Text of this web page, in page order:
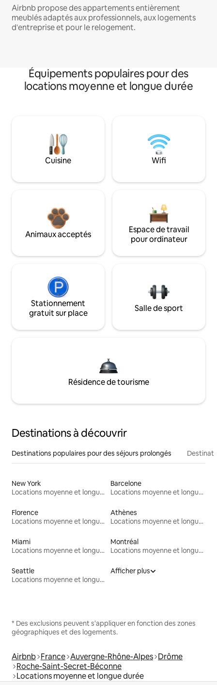
Airbnb propose des appartements entièrement
meublés adaptés aux professionnels, aux logements
d'entreprise et pour le relogement.
Équipements populaires pour des
locations moyenne et longue durée
Cuisine Wifi
Animaux acceptés
Espace de travail
pour ordinateur
Stationnement
gratuit sur place
Salle de sport
Résidence de tourisme
Destinations à découvrir
Destinations populaires pour des séjours prolongés
New York
Locations moyenne et longue durée
Barcelone
Locations moyenne et longue durée
Florence
Locations moyenne et longue durée
Athènes
Locations moyenne et longue durée
Miami
Locations moyenne et longue durée
Montréal
Locations moyenne et longue durée
Seattle
Locations moyenne et longue durée
Afficher plus
* Des exclusions peuvent s'appliquer en fonction des zones
géographiques et des logements.
Airbnb France Auvergne-Rhône-Alpes Drôme
Roche-Saint-Secret-Béconne
Locations moyenne et longue durée